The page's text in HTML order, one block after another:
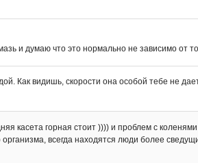
и думаю что это нормально не зависимо от
Как видишь, скорости она особой тебе не
касета горная стоит )))) и проблем с
всегда находятся люди более